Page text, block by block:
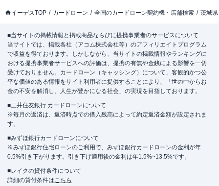
イーデスTOP カードローン 全国のカードローン契約機・店舗検索 茨城県
■当サイトの掲載情報と掲載商品ならびに提携事業者のサービスについて
当サイトでは、掲載各社（アコム株式会社等）のアフィリエイトプログラム
で収益を得ております。しかしながら、当サイトの掲載情報やランキングに
おける提携事業者サービスへの評価は、提携の有無や金銭による影響を一切
受けておりません。カードローン（キャッシング）について、客観的かつ公
平な価値のある情報をサイト利用者に提供することにより、「世の中からお
金の不安を解消し、人生が豊かになる社会」の実現を目指しております。
■三井住友銀行 カードローンについて
※毎月の返済は、返済時点での借入残高によって約定返済金額が設定されま
す。
■みずほ銀行カードローンについて
※みずほ銀行住宅ローンのご利用で、みずほ銀行カードローンの金利が年
0.5%引き下がります。引き下げ適用後の金利は年1.5%~13.5%です。
■レイクの貸付条件について
詳細の貸付条件はこちら